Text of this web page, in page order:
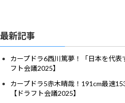
最新記事
カープドラ6西川篤夢！「日本を代
フト会議2025】
カープドラ5赤木晴哉！191cm最速
【ドラフト会議2025】